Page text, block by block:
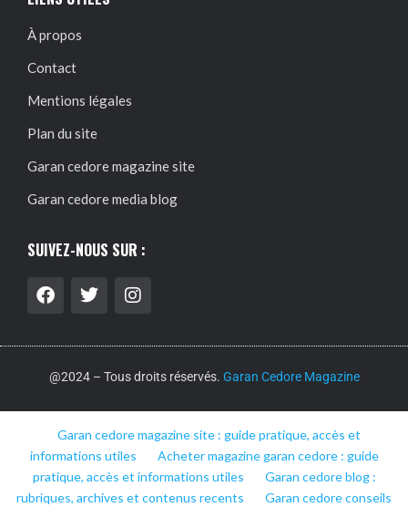
À propos
Contact
Mentions légales
Plan du site
Garan cedore magazine site
Garan cedore media blog
SUIVEZ-NOUS SUR :
@2024 – Tous droits réservés. Garan Cedore Magazine
Garan cedore magazine site : guide pratique, accès et
informations utiles
Acheter magazine garan cedore : guide
pratique, accès et informations utiles
Garan cedore blog :
rubriques, archives et contenus recents
Garan cedore conseils